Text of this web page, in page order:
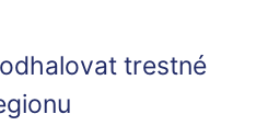
trestné